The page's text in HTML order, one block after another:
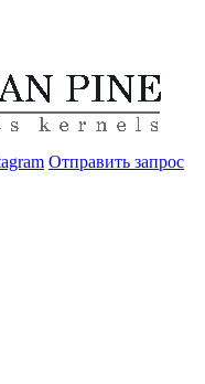
Отправить запрос